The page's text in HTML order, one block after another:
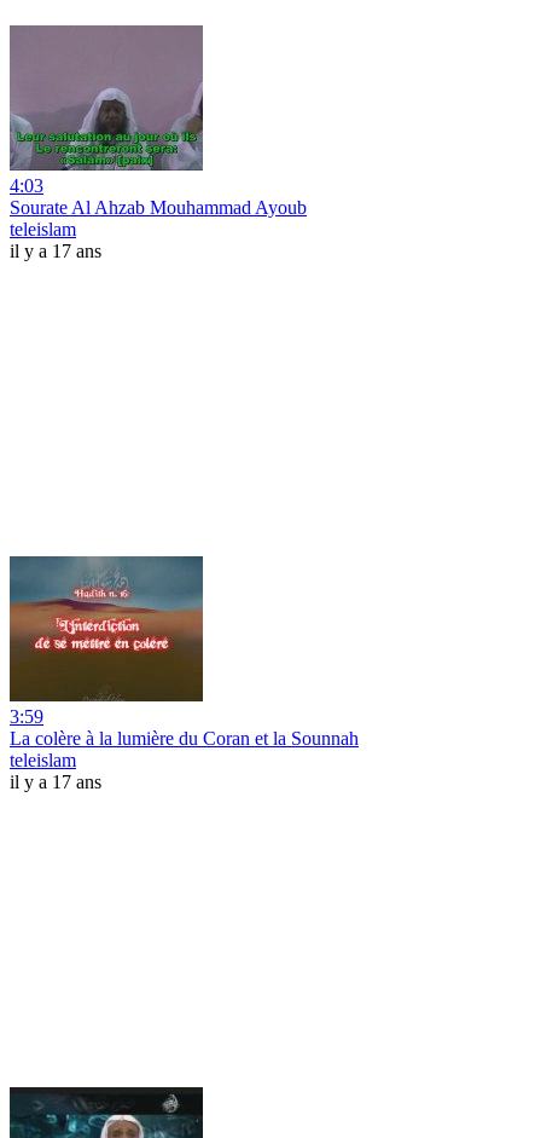
4:03
Sourate Al Ahzab Mouhammad Ayoub
teleislam
il y a 17 ans
3:59
La colère à la lumière du Coran et la Sounnah
teleislam
il y a 17 ans